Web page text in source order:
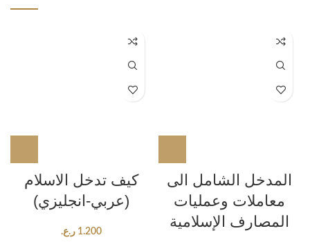
كيف تدخل الاسلام
(عربي-انجليزي)
1.200 ر.ع.
المدخل الشامل الى
معاملات وعمليات
المصارف الإسلامية